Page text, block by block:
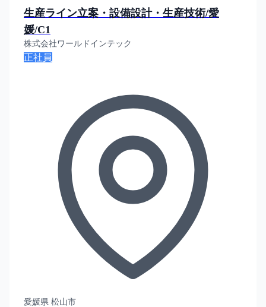
生産ライン立案・設備設計・生産技術/愛
媛/C1
株式会社ワールドインテック
正社員
愛媛県 松山市